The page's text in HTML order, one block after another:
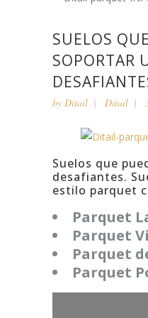
SUELOS
SOPORTAR
by Ditail Ditail
Suelos que
desafiantes.
estilo parquet
Parquet
Parquet
Parquet